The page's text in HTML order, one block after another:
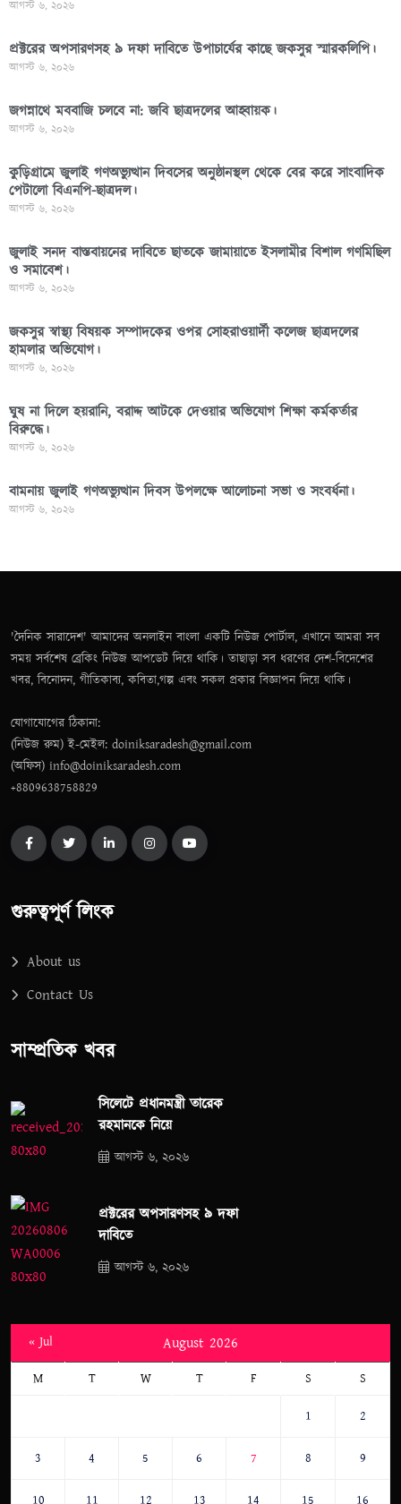
আগস্ট ৬, ২০২৬
প্রক্টরের অপসারণসহ ৯ দফা দাবিতে উপাচার্যের কাছে জকসুর স্মারকলিপি।
আগস্ট ৬, ২০২৬
জগন্নাথে মববাজি চলবে না: জবি ছাত্রদলের আহ্বায়ক।
আগস্ট ৬, ২০২৬
কুড়িগ্রামে জুলাই গণঅভ্যুত্থান দিবসের অনুষ্ঠানস্থল থেকে বের করে সাংবাদিক
পেটালো বিএনপি-ছাত্রদল।
আগস্ট ৬, ২০২৬
জুলাই সনদ বাস্তবায়নের দাবিতে ছাতকে জামায়াতে ইসলামীর বিশাল গণমিছিল
ও সমাবেশ।
আগস্ট ৬, ২০২৬
জকসুর স্বাস্থ্য বিষয়ক সম্পাদকের ওপর সোহরাওয়ার্দী কলেজ ছাত্রদলের
হামলার অভিযোগ।
আগস্ট ৬, ২০২৬
ঘুষ না দিলে হয়রানি, বরাদ্দ আটকে দেওয়ার অভিযোগ শিক্ষা কর্মকর্তার
বিরুদ্ধে।
আগস্ট ৬, ২০২৬
বামনায় জুলাই গণঅভ্যুত্থান দিবস উপলক্ষে আলোচনা সভা ও সংবর্ধনা।
আগস্ট ৬, ২০২৬
'দৈনিক সারাদেশ' আমাদের অনলাইন বাংলা একটি নিউজ পোর্টাল, এখানে আমরা সব
সময় সর্বশেষ ব্রেকিং নিউজ আপডেট দিয়ে থাকি। তাছাড়া সব ধরণের দেশ-বিদেশের
খবর, বিনোদন, গীতিকাব্য, কবিতা,গল্প এবং সকল প্রকার বিজ্ঞাপন দিয়ে থাকি।
যোগাযোগের ঠিকানা:
(নিউজ রুম) ই-মেইল: doiniksaradesh@gmail.com
(অফিস) info@doiniksaradesh.com
+8809638758829
গুরুত্বপূর্ণ লিংক
About us
Contact Us
সাম্প্রতিক খবর
সিলেটে প্রধানমন্ত্রী তারেক
রহমানকে নিয়ে
আগস্ট ৬, ২০২৬
প্রক্টরের অপসারণসহ ৯ দফা
দাবিতে
আগস্ট ৬, ২০২৬
August 2026
M T W T F S S
1 2
3 4 5 6 7 8 9
10 11 12 13 14 15 16
« Jul